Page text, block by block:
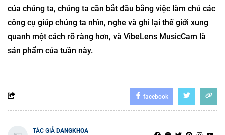
của chúng ta, chúng ta cần bắt đầu bằng việc làm chủ các
công cụ giúp chúng ta nhìn, nghe và ghi lại thế giới xung
quanh một cách rõ ràng hơn, và VibeLens MusicCam là
sản phẩm của tuần này.
facebook
TÁC GIẢ DANGKHOA